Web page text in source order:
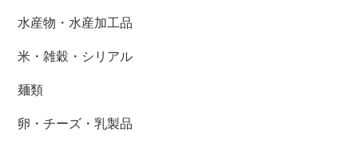
水産物・水産加工品
米・雑穀・シリアル
麺類
卵・チーズ・乳製品